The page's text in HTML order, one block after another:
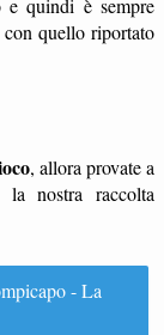
quindi è sempre
quello riportato
, allora provate a
nostra raccolta
- La